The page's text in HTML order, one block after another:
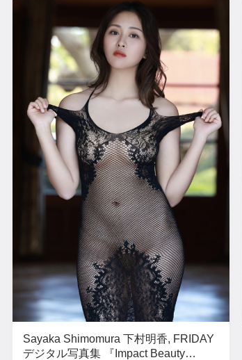
Sayaka Shimomura 下村明香, FRIDAY
デジタル写真集 『Impact Beauty